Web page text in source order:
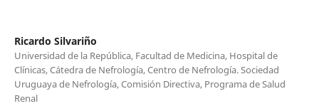
Ricardo Silvariño
Universidad de la República, Facultad de Medicina, Hospital de
Clínicas, Cátedra de Nefrología, Centro de Nefrología. Sociedad
Uruguaya de Nefrología, Comisión Directiva, Programa de Salud
Renal